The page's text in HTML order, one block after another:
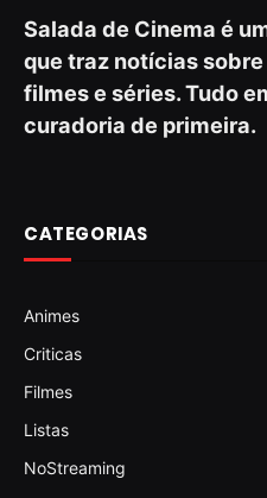
Salada de Cinema é
que traz notícias
filmes e séries. Tudo
curadoria de primeira.
CATEGORIAS
Animes
Criticas
Filmes
Listas
NoStreaming